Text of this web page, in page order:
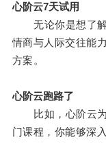
心阶云7天试用
无论你是想了解
情商与人际交往能
方案。
心阶云跑路了
比如，心阶云为
门课程，你能够深